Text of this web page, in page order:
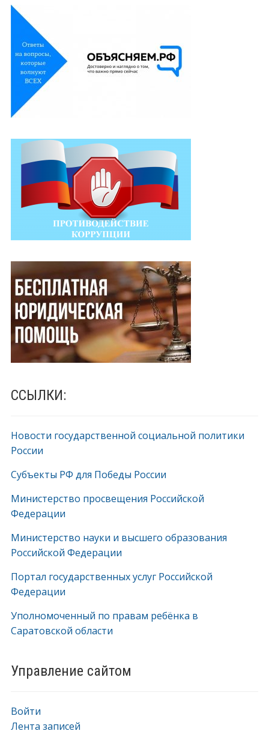
ССЫЛКИ:
Новости государственной социальной политики
России
Субъекты РФ для Победы России
Министерство просвещения Российской
Федерации
Министерство науки и высшего образования
Российской Федерации
Портал государственных услуг Российской
Федерации
Уполномоченный по правам ребёнка в
Саратовской области
Управление сайтом
Войти
Лента записей